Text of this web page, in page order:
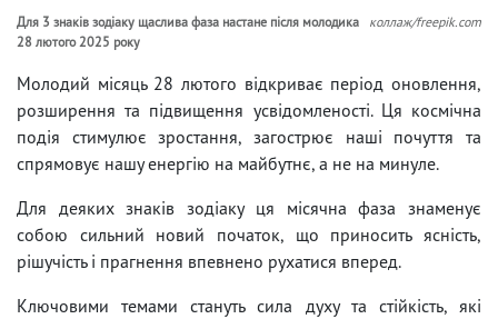
Для 3 знаків зодіаку щаслива фаза настане після молодика
28 лютого 2025 року
коллаж/freepik.com
Молодий місяць 28 лютого відкриває період оновлення,
розширення та підвищення усвідомленості. Ця космічна
подія стимулює зростання, загострює наші почуття та
спрямовує нашу енергію на майбутнє, а не на минуле.
Для деяких знаків зодіаку ця місячна фаза знаменує
собою сильний новий початок, що приносить ясність,
рішучість і прагнення впевнено рухатися вперед.
Ключовими темами стануть сила духу та стійкість, які